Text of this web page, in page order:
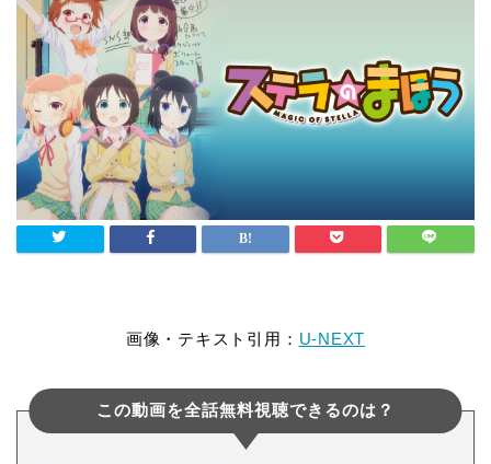
画像・テキスト引用： U-NEXT
この動画を全話無料視聴できるのは？